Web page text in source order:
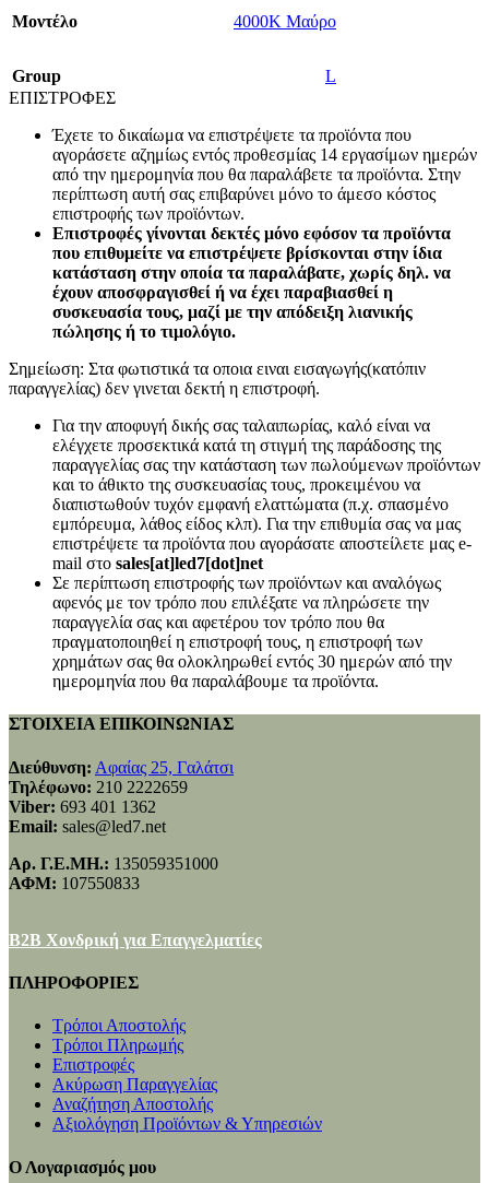
Mοντέλο 4000K Μαύρο
Group
L
ΕΠΙΣΤΡΟΦΕΣ
Έχετε το δικαίωμα να επιστρέψετε τα προϊόντα που
αγοράσετε αζημίως εντός προθεσμίας 14 εργασίμων ημερών
από την ημερομηνία που θα παραλάβετε τα προϊόντα. Στην
περίπτωση αυτή σας επιβαρύνει μόνο το άμεσο κόστος
επιστροφής των προϊόντων.
Επιστροφές γίνονται δεκτές μόνο εφόσον τα προϊόντα
που επιθυμείτε να επιστρέψετε βρίσκονται στην ίδια
κατάσταση στην οποία τα παραλάβατε, χωρίς δηλ. να
έχουν αποσφραγισθεί ή να έχει παραβιασθεί η
συσκευασία τους, μαζί με την απόδειξη λιανικής
πώλησης ή το τιμολόγιο.
Σημείωση: Στα φωτιστικά τα οποια ειναι εισαγωγής(κατόπιν
παραγγελίας) δεν γινεται δεκτή η επιστροφή.
Για την αποφυγή δικής σας ταλαιπωρίας, καλό είναι να
ελέγχετε προσεκτικά κατά τη στιγμή της παράδοσης της
παραγγελίας σας την κατάσταση των πωλούμενων προϊόντων
και το άθικτο της συσκευασίας τους, προκειμένου να
διαπιστωθούν τυχόν εμφανή ελαττώματα (π.χ. σπασμένο
εμπόρευμα, λάθος είδος κλπ). Για την επιθυμία σας να μας
επιστρέψετε τα προϊόντα που αγοράσατε αποστείλετε μας e-
mail στο sales[at]led7[dot]net
Σε περίπτωση επιστροφής των προϊόντων και αναλόγως
αφενός με τον τρόπο που επιλέξατε να πληρώσετε την
παραγγελία σας και αφετέρου τον τρόπο που θα
πραγματοποιηθεί η επιστροφή τους, η επιστροφή των
χρημάτων σας θα ολοκληρωθεί εντός 30 ημερών από την
ημερομηνία που θα παραλάβουμε τα προϊόντα.
ΣΤΟΙΧΕΙΑ ΕΠΙΚΟΙΝΩΝΙΑΣ
Διεύθυνση: Αφαίας 25, Γαλάτσι
Τηλέφωνο: 210 2222659
Viber: 693 401 1362
Email: sales@led7.net
Αρ. Γ.Ε.ΜΗ.: 135059351000
ΑΦΜ: 107550833
B2B Χονδρική για Επαγγελματίες
ΠΛΗΡΟΦΟΡΙΕΣ
Τρόποι Αποστολής
Τρόποι Πληρωμής
Επιστροφές
Ακύρωση Παραγγελίας
Αναζήτηση Αποστολής
Αξιολόγηση Προϊόντων & Υπηρεσιών
Ο Λογαριασμός μου